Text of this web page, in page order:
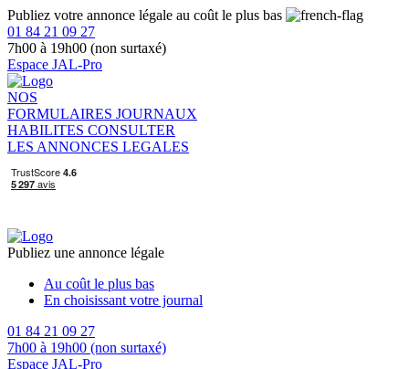
Publiez votre annonce légale au coût le plus bas
01 84 21 09 27
7h00 à 19h00 (non surtaxé)
Espace JAL-Pro
NOS
FORMULAIRES JOURNAUX
HABILITES CONSULTER
LES ANNONCES LEGALES
Publiez une annonce légale
Au coût le plus bas
En choisissant votre journal
01 84 21 09 27
7h00 à 19h00 (non surtaxé)
Espace JAL-Pro